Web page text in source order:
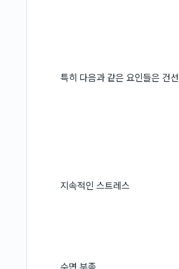
특히 다음과 같은 요인들은 건
지속적인 스트레스